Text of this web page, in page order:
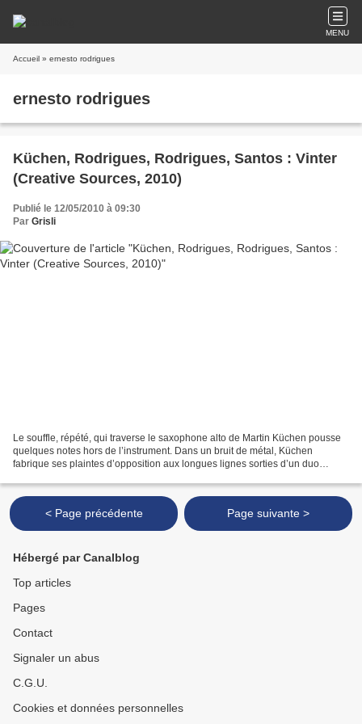
MENU
Accueil » ernesto rodrigues
ernesto rodrigues
Küchen, Rodrigues, Rodrigues, Santos : Vinter
(Creative Sources, 2010)
Publié le 12/05/2010 à 09:30
Par Grisli
Le souffle, répété, qui traverse le saxophone alto de Martin Küchen pousse
quelques notes hors de l’instrument. Dans un bruit de métal, Küchen
fabrique ses plaintes d’opposition aux longues lignes sorties d’un duo
< Page précédente Page suivante >
Hébergé par Canalblog
Top articles
Pages
Contact
Signaler un abus
C.G.U.
Cookies et données personnelles